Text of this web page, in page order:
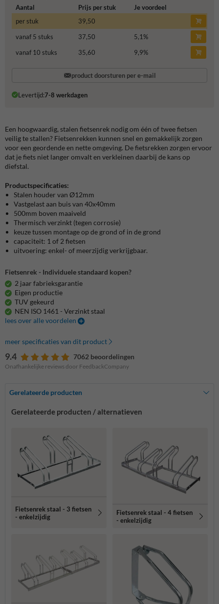
Aantal Prijs per stuk
Je voordeel
per stuk
39,50
vanaf 5 stuks
37,50 5,1%
vanaf 10 stuks
35,60 9,9%
product doorsturen per e-mail
Levertijd:7-8 werkdagen
Een hoogwaardig, stalen fietsenrek nodig om één of twee fietsen
veilig te stallen? Fietsenrekken kunnen snel en gemakkelijk zorgen
voor een geordende en nette omgeving. De fietsrekken zorgen ervoor
dat je fiets niet langer omvalt en verkleinen daarbij de kans op
diefstal.
Productspecificaties:
Stalen houder van Ø12mm
Vastgelast aan buis van 40x40mm
500mm boven maaiveld
Thermisch verzinkt (tegen corrosie)
keuze tussen montage op de grond of in de grond
capaciteit: 1 of 2 fietsen
uitvoering: enkel- of meerzijdig verkrijgbaar.
Fietsenrek - Individuele standaard kopen?
2 jaar fabrieksgarantie
Eigen productie
TUV gekeurd
NEN ISO 1461 - Verzinkt staal
lees over alle voordelen
meer specificaties van dit product
9.4 7062 beoordelingen
Onafhankelijke reviews door FeedbackCompany
Gerelateerde producten
Gerelateerde producten / alternatieven
Fietsenrek staal - 3 fietsen
- enkelzijdig
Fietsenrek staal - 4 fietsen
- enkelzijdig